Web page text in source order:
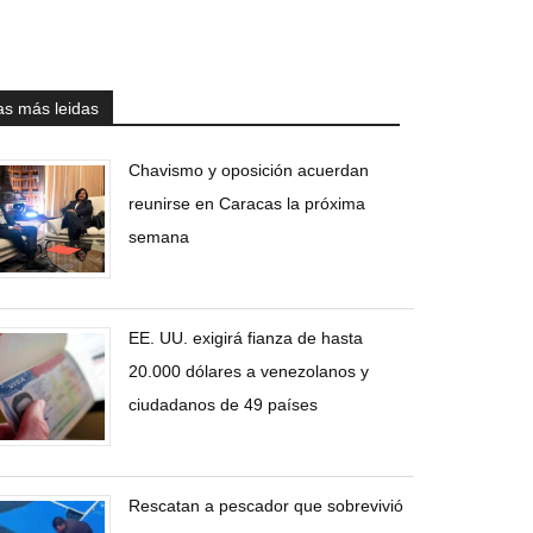
más leidas
Chavismo y oposición acuerdan
reunirse en Caracas la próxima
semana
EE. UU. exigirá fianza de hasta
20.000 dólares a venezolanos y
ciudadanos de 49 países
Rescatan a pescador que sobrevivió